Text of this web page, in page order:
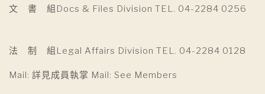
文 書 組Docs & Files Division TEL. 04-2284 0256
法 制 組Legal Affairs Division TEL. 04-2284 0128
Mail: 詳見成員執掌 Mail: See Members